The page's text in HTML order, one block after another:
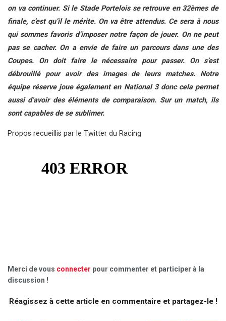
on va continuer. Si le Stade Portelois se retrouve en 32èmes de
finale, c’est qu’il le mérite. On va être attendus. Ce sera à nous
qui sommes favoris d’imposer notre façon de jouer. On ne peut
pas se cacher. On a envie de faire un parcours dans une des
Coupes. On doit faire le nécessaire pour passer. On s’est
débrouillé pour avoir des images de leurs matches. Notre
équipe réserve joue également en National 3 donc cela permet
aussi d’avoir des éléments de comparaison. Sur un match, ils
sont capables de se sublimer.
Propos recueillis par le Twitter du Racing
Merci de vous connecter pour commenter et participer à la
discussion !
Réagissez à cette article en commentaire et partagez-le !